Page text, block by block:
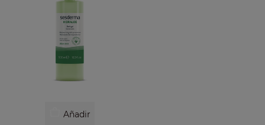
Añadir